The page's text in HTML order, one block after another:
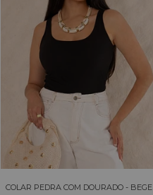
COLAR PEDRA COM DOURADO - BEGE